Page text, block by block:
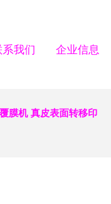
系我们 企业信息
膜机 真皮表面转移印